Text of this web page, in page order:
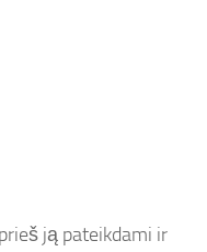
ją pateikdami ir